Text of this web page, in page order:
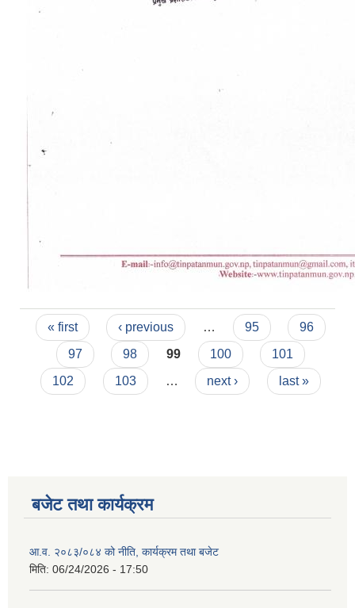
Pages
« first ‹ previous … 95
96
97
98 99 100
101
102
103 … next › last »
बजेट तथा कार्यक्रम
आ.व. २०८३/०८४ को नीति, कार्यक्रम तथा बजेट
मिति: 06/24/2026 - 17:50